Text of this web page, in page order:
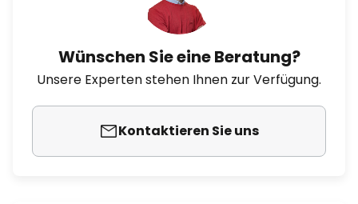
Wünschen Sie eine Beratung?
Unsere Experten stehen Ihnen zur Verfügung.
Kontaktieren Sie uns